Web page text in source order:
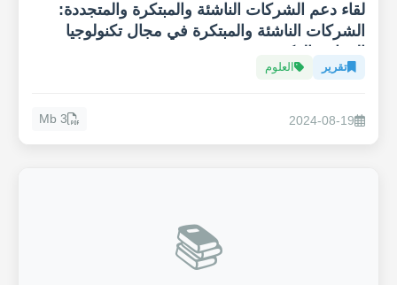
لقاء دعم الشركات الناشئة والمبتكرة والمتجددة:
الشركات الناشئة والمبتكرة في مجال تكنولوجيا
تقرير العلوم
2024-08-19
3 Mb
📚